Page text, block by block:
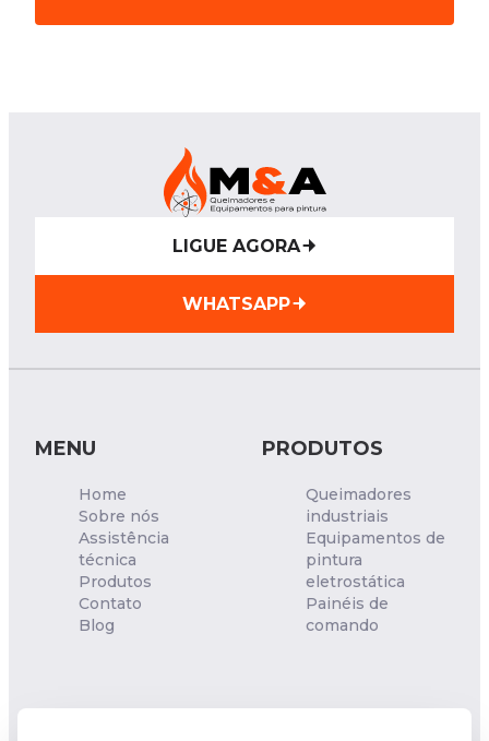
LIGUE AGORA
WHATSAPP
MENU
Home
Sobre nós
Assistência
técnica
Produtos
Contato
Blog
PRODUTOS
Queimadores
industriais
Equipamentos de
pintura
eletrostática
Painéis de
comando